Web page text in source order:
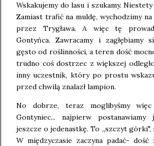
Wskakujemy do lasu i szukamy.
Zamiast trafić na muldę, wychodzimy
przez Trygława. A więc tę
Gontyńca. Zawracamy i zagłębiamy
gęsto od roślinności, a teren dość
trudno coś dostrzec z większej
inny uczestnik, który po prostu
przed chwilą znalazł lampion.
No dobrze, teraz moglibyśmy
Gontyniec... najpierw postanawiamy
jeszcze o jedenastkę. To ,,szczyt górki",
W międzyczasie zaczyna padać-